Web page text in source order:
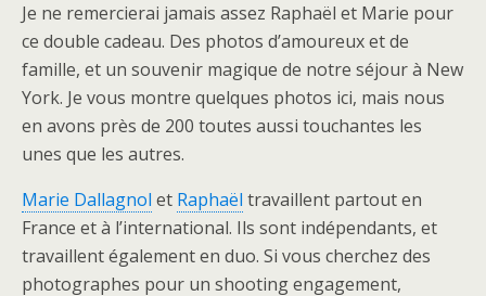
Je ne remercierai jamais assez Raphaël et Marie pour
ce double cadeau. Des photos d’amoureux et de
famille, et un souvenir magique de notre séjour à New
York. Je vous montre quelques photos ici, mais nous
en avons près de 200 toutes aussi touchantes les
unes que les autres.
Marie Dallagnol et Raphaël travaillent partout en
France et à l’international. Ils sont indépendants, et
travaillent également en duo. Si vous cherchez des
photographes pour un shooting engagement,